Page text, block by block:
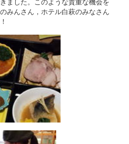
みんさん，ホテル白萩のみなさん